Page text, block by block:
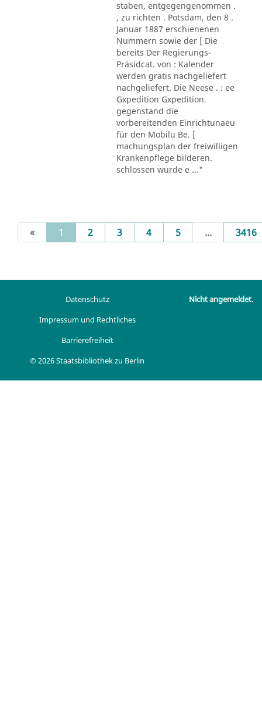
staben, entgegengenommen .
, zu richten . Potsdam, den 8 .
Januar 1887 erschienenen
Nummern sowie der [ Die
bereits Der Regierungs-
Präsidcat. von : Kalender
werden gratis nachgeliefert
nachgeliefert. Die Neese . : ee
Gxpedition Gxpedition.
gegenstand die
vorbereitenden Einrichtunaeu
für den Mobilu Be. [
machungsplan der freiwilligen
Krankenpflege bilderen.
schlossen wurde e ..."
« 1 (current)
2 3 4 5 ... 3416
Datenschutz
Impressum und Rechtliches
Barrierefreiheit
© 2026 Staatsbibliothek zu Berlin
Nicht angemeldet.